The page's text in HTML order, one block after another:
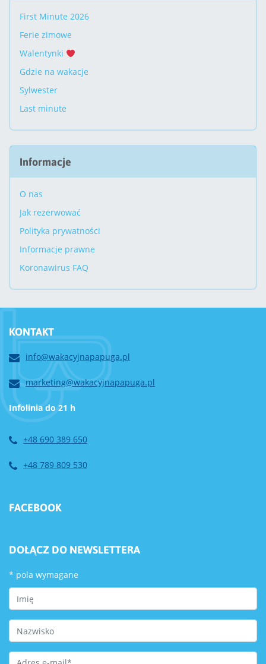
First Minute 2026
Ferie zimowe
Walentynki
Gdzie na wakacje
Sylwester
Last minute
Informacje
O nas
Jak rezerwować
Polityka prywatności
Informacje prawne
Koronawirus FAQ
KONTAKT
info@wakacyjnapapuga.pl
marketing@wakacyjnapapuga.pl
Infolinia do 21 h
+48 690 389 650
+48 789 809 530
FACEBOOK
DOŁĄCZ DO NEWSLETTERA
* pola wymagane
First Name
Last Name
Email Address*